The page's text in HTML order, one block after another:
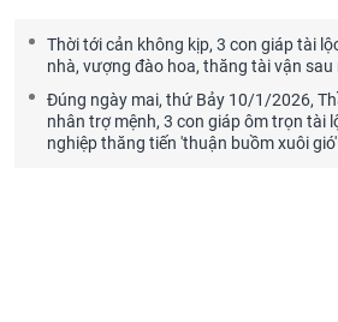
Thời tới cản không kịp, 3 con giáp tài
nhà, vượng đào hoa, thăng tài vận
Đúng ngày mai, thứ Bảy 10/1/2026,
nhân trợ mệnh, 3 con giáp ôm trọn tài
nghiệp thăng tiến 'thuận buồm xuôi gió'